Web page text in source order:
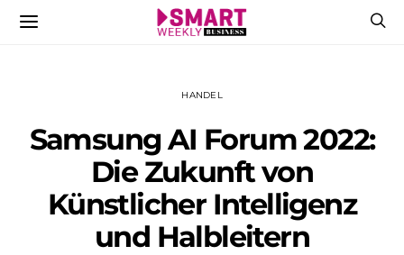
HANDEL
Samsung AI Forum 2022:
Die Zukunft von
Künstlicher Intelligenz
und Halbleitern